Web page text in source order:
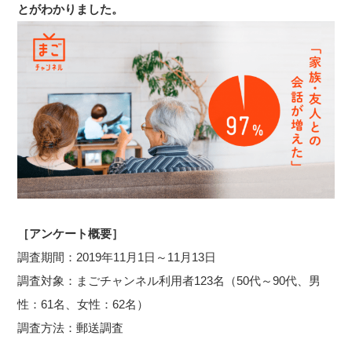
とがわかりました。
［アンケート概要］
調査期間：2019年11月1日～11月13日
調査対象：まごチャンネル利用者123名（50代～90代、男
性：61名、女性：62名）
調査方法：郵送調査